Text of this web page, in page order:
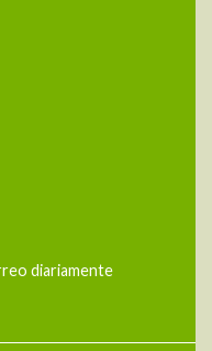
diariamente